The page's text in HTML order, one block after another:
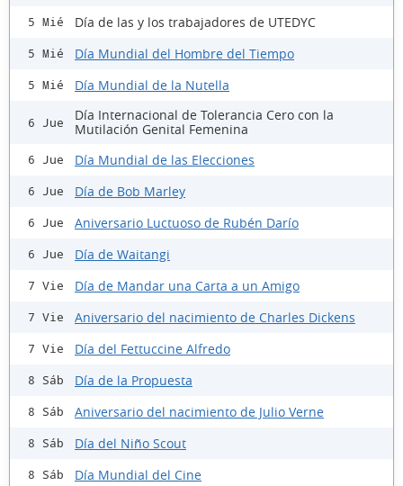
5 Mié Día de las y los trabajadores de UTEDYC
5 Mié Día Mundial del Hombre del Tiempo
5 Mié Día Mundial de la Nutella
6 Jue
Día Internacional de Tolerancia Cero con la
Mutilación Genital Femenina
6 Jue Día Mundial de las Elecciones
6 Jue Día de Bob Marley
6 Jue Aniversario Luctuoso de Rubén Darío
6 Jue Día de Waitangi
7 Vie Día de Mandar una Carta a un Amigo
7 Vie Aniversario del nacimiento de Charles Dickens
7 Vie Día del Fettuccine Alfredo
8 Sáb Día de la Propuesta
8 Sáb Aniversario del nacimiento de Julio Verne
8 Sáb Día del Niño Scout
8 Sáb Día Mundial del Cine